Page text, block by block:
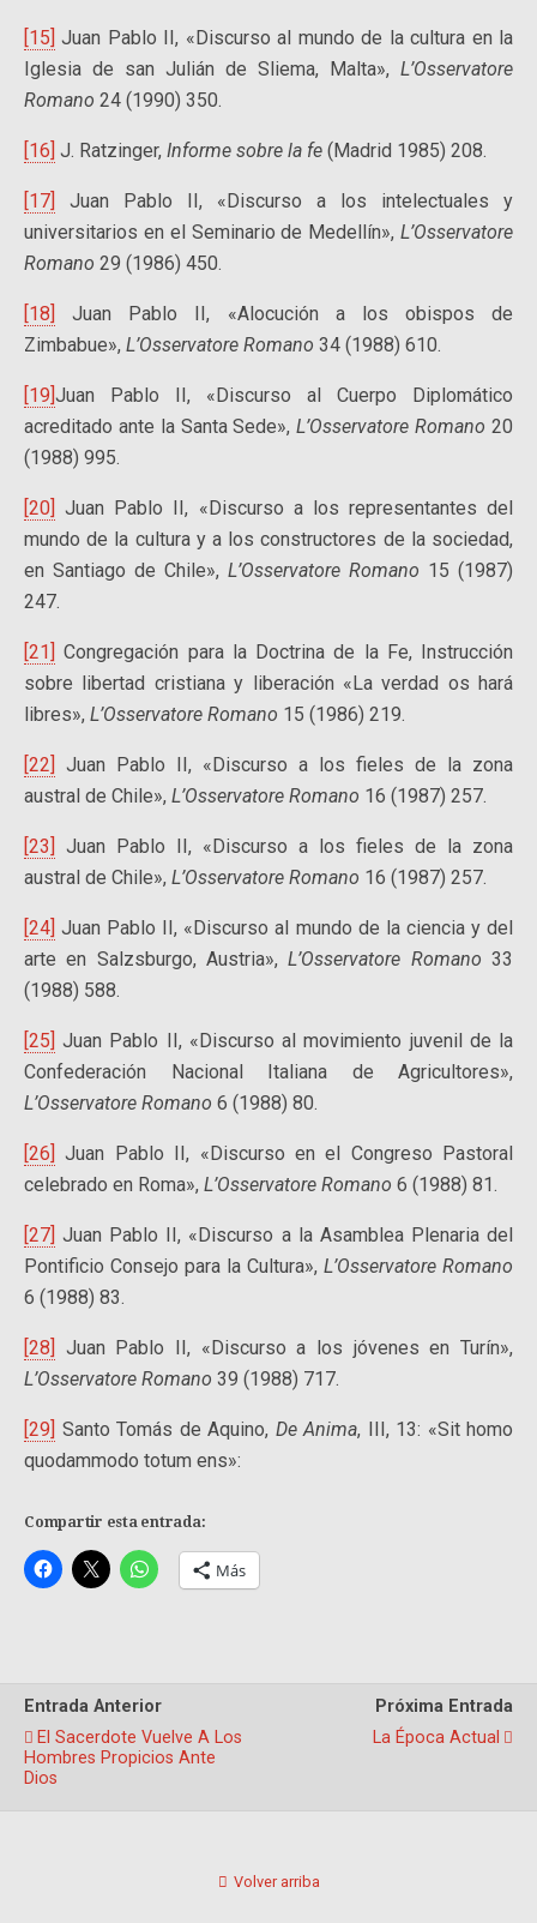
[15] Juan Pablo II, «Discurso al mundo de la cultura en la
Iglesia de san Julián de Sliema, Malta», L’Osservatore
Romano 24 (1990) 350.
[16] J. Ratzinger, Informe sobre la fe (Madrid 1985) 208.
[17]
Juan Pablo II, «Discurso a los intelectuales y
universitarios en el Seminario de Medellín», L’Osservatore
Romano 29 (1986) 450.
[18]
Juan Pablo II, «Alocución a los obispos de
Zimbabue», L’Osservatore Romano 34 (1988) 610.
[19]Juan Pablo II, «Discurso al Cuerpo Diplomático
acreditado ante la Santa Sede»,L’Osservatore Romano 20
(1988) 995.
[20] Juan Pablo II, «Discurso a los representantes del
mundo de la cultura y a los constructores de la sociedad,
en Santiago de Chile», L’Osservatore Romano 15 (1987)
247.
[21] Congregación para la Doctrina de la Fe, Instrucción
sobre libertad cristiana y liberación «La verdad os hará
libres», L’Osservatore Romano 15 (1986) 219.
[22] Juan Pablo II, «Discurso a los fieles de la zona
austral de Chile», L’Osservatore Romano 16 (1987) 257.
[23] Juan Pablo II, «Discurso a los fieles de la zona
austral de Chile», L’Osservatore Romano 16 (1987) 257.
[24] Juan Pablo II, «Discurso al mundo de la ciencia y del
arte en Salzsburgo, Austria»,L’Osservatore Romano 33
(1988) 588.
[25] Juan Pablo II, «Discurso al movimiento juvenil de la
Confederación Nacional Italiana de Agricultores»,
L’Osservatore Romano 6 (1988) 80.
[26] Juan Pablo II, «Discurso en el Congreso Pastoral
celebrado en Roma», L’Osservatore Romano 6 (1988) 81.
[27] Juan Pablo II, «Discurso a la Asamblea Plenaria del
Pontificio Consejo para la Cultura», L’Osservatore Romano
6 (1988) 83.
[28] Juan Pablo II, «Discurso a los jóvenes en Turín»,
L’Osservatore Romano 39 (1988) 717.
[29] Santo Tomás de Aquino, De Anima, III, 13: «Sit homo
quodammodo totum ens»:
Compartir esta entrada:
Más
Entrada Anterior
El Sacerdote Vuelve A Los
Hombres Propicios Ante
Dios
Próxima Entrada
La Época Actual
Volver arriba